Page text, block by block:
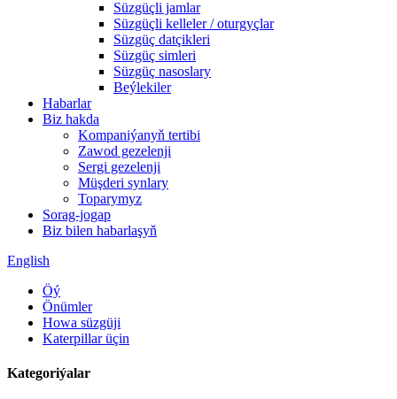
Süzgüçli jamlar
Süzgüçli kelleler / oturgyçlar
Süzgüç datçikleri
Süzgüç simleri
Süzgüç nasoslary
Beýlekiler
Habarlar
Biz hakda
Kompaniýanyň tertibi
Zawod gezelenji
Sergi gezelenji
Müşderi synlary
Toparymyz
Sorag-jogap
Biz bilen habarlaşyň
English
Öý
Önümler
Howa süzgüji
Katerpillar üçin
Kategoriýalar